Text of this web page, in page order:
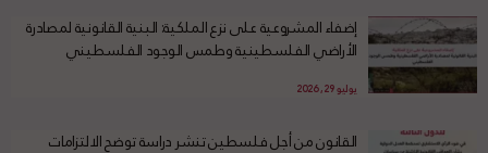
إضفاء المشروعية على نزع الملكية: البنية القانونية لمصادرة
الأراضي الفلسطينية وطمس الوجود الفلسطيني
يوليو 29, 2026
القانون من أجل فلسطين تنشر دراسة توضح الالتزامات